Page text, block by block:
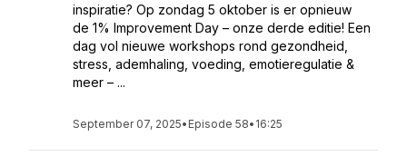
inspiratie? Op zondag 5 oktober is er opnieuw
de 1% Improvement Day – onze derde editie! Een
dag vol nieuwe workshops rond gezondheid,
stress, ademhaling, voeding, emotieregulatie &
meer – ...
September 07, 2025• Episode 58• 16:25